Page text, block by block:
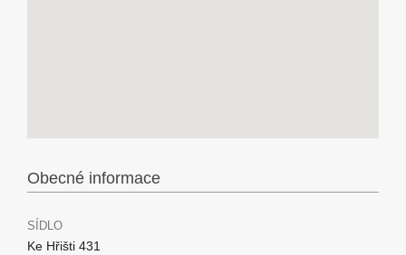
Obecné informace
SÍDLO
Ke Hřišti 431